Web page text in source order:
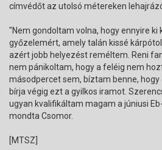
címvédőt az utolsó métereken
"Nem gondoltam volna, hogy ennyire
győzelemért, amely talán kissé
azért jobb helyezést reméltem. Reni
nem pánikoltam, hogy a feléig nem
másodpercet sem, bíztam benne, hogy
bírja végig ezt a gyilkos iramot.
ugyan kvalifikáltam magam a júniusi
mondta Csomor.
[MTSZ]